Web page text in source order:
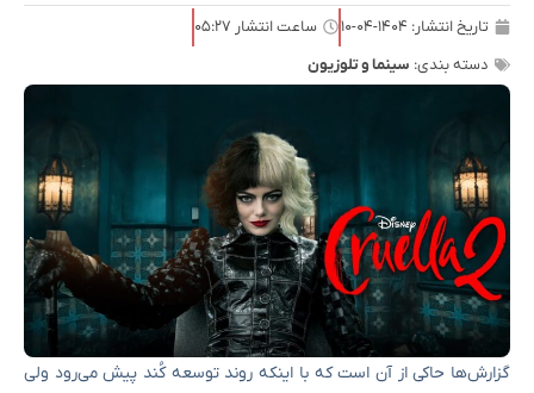
تاریخ انتشار: ۱۴۰۴-۰۴-۱۰ ساعت انتشار ۰۵:۲۷
دسته بندی: سینما و تلوزیون
گزارش‌ها حاکی از آن است که با اینکه روند توسعه کُند پیش می‌رود ولی